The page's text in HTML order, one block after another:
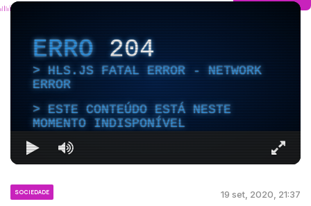
ERRO204
HLS.JS FATAL ERROR - NETWORK
ERROR
ESTE CONTEÚDO ESTÁ NESTE
MOMENTO INDISPONÍVEL
SOCIEDADE 19 set, 2020, 21:37